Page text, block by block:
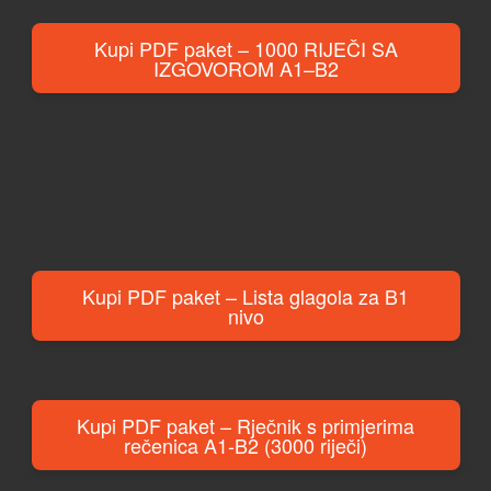
Kupi PDF paket – 1000 RIJEČI SA
IZGOVOROM A1–B2
Kupi PDF paket – Lista glagola za B1
nivo
Kupi PDF paket – Rječnik s primjerima
rečenica A1-B2 (3000 riječi)